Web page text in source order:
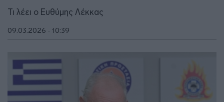
Τι λέει ο Ευθύμης Λέκκας
09.03.2026 - 10:39